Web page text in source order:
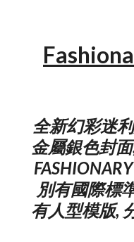
全新幻彩迷
金屬銀色封
別有國際標
有人型模版,